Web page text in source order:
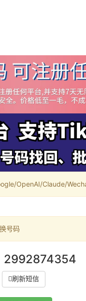
OpenAI/Claude/
号码
2992874354
刷新短信